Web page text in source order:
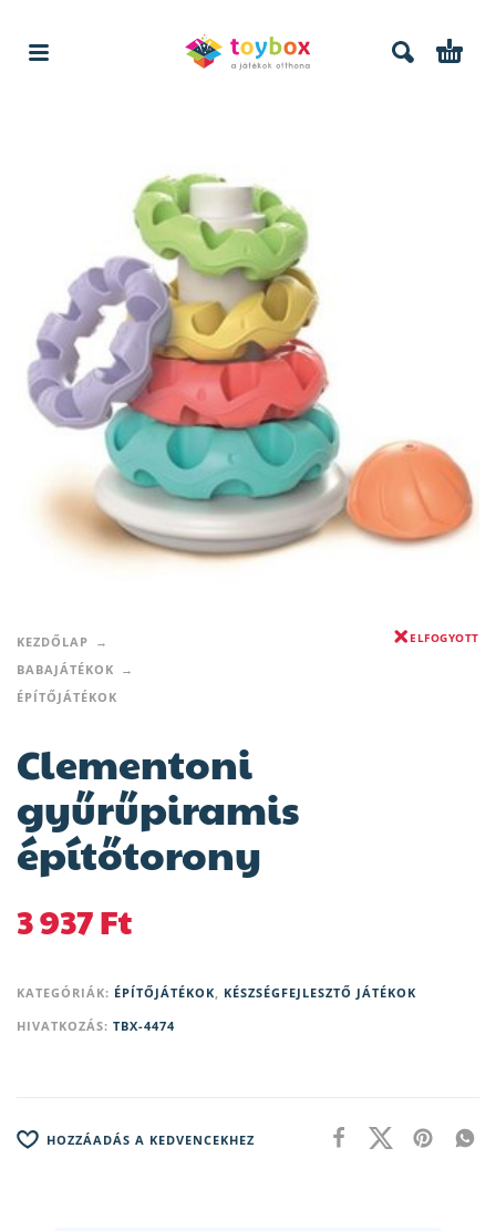
KEZDŐLAP
BABAJÁTÉKOK
ÉPÍTŐJÁTÉKOK
ELFOGYOTT
Clementoni
gyűrűpiramis
építőtorony
3 937Ft
KATEGÓRIÁK: ÉPÍTŐJÁTÉKOK, KÉSZSÉGFEJLESZTŐ JÁTÉKOK
HIVATKOZÁS: TBX-4474
HOZZÁADÁS A KEDVENCEKHEZ